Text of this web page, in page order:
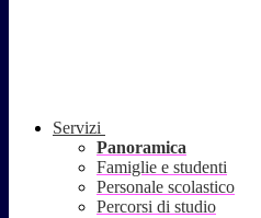
Servizi
Panoramica
Famiglie e studenti
Personale scolastico
Percorsi di studio